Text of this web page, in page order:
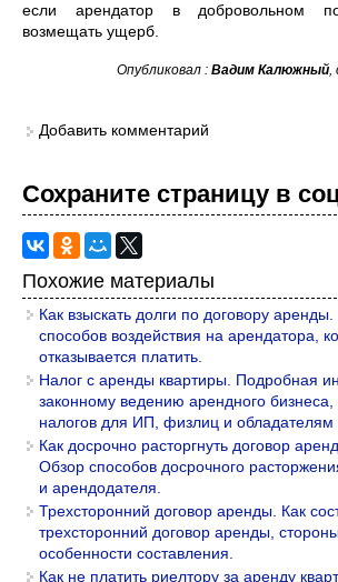
если арендатор в добровольном
возмещать ущерб.
Опубликовал : Вадим Калюжный,
Добавить комментарий
Сохраните страницу в
Похожие материалы
Как взыскать долги по договору
способов воздействия на арендатора,
отказывается платить.
Налог с аренды квартиры. Подробная
законному ведению арендного бизнеса,
налогов для ИП, физлиц и обладателям
Как досрочно расторгнуть договор
Обзор способов досрочного
и арендодателя.
Трехсторонний договор аренды. Как
трехсторонний договор аренды,
особенности составления.
Как не платить риелтору за аренду